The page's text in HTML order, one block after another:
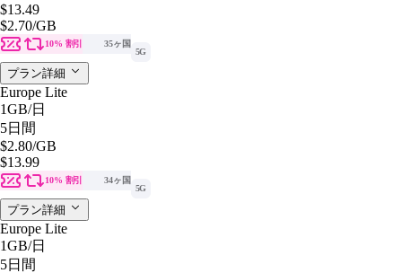
$13.49
$2.70/GB
10% 割引
35ヶ国
5G
プラン詳細
Europe Lite
1GB/日
5日間
$2.80/GB
$13.99
10% 割引
34ヶ国
5G
プラン詳細
Europe Lite
1GB/日
5日間